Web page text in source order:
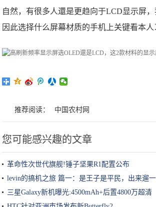
自然，有很多人還是更趋向于LCD显示屏，
因此选择什么屏幕材质的手机上关键看本人
推荐阅读： 中国农村网
您可能感兴趣的文章
革命性次世代旗舰!锤子坚果R1配置公布
levin的搞机之旅 篇一：是王子是平民，出来遛
用简评
三星Galaxy新机曝光:4500mAh+后置4800万超清